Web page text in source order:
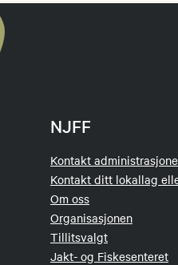
NJFF
Kontakt
Kontakt ditt lokallag
Om oss
Organisasjonen
Tillitsvalgt
Jakt- og Fiskesenteret